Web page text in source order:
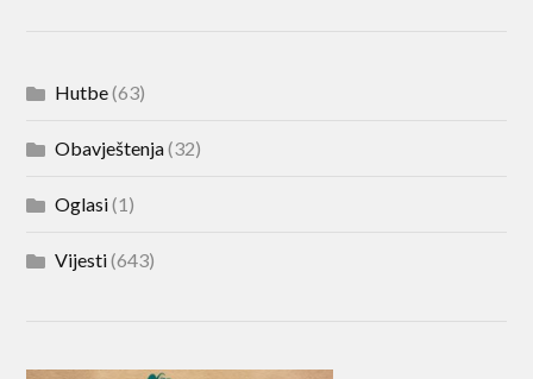
Hutbe(63)
Obavještenja(32)
Oglasi(1)
Vijesti(643)